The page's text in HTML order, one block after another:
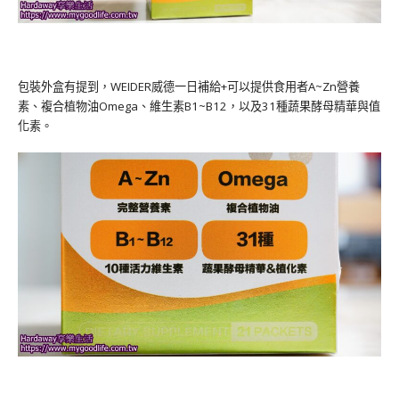
包裝外盒有提到，WEIDER威德一日補給+可以提供食用者A~Zn營養
素、複合植物油Omega、維生素B1~B12，以及31種蔬果酵母精華與值
化素。